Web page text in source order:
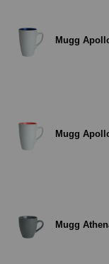
Mugg
Mugg
Mugg